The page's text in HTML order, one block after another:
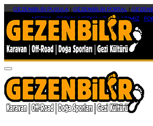
GEZENBİLİR PUSULA| GEZENBİLİR PORTAL|
MEDYA|SOSYAL MEDYA HESAPLARIMIZ